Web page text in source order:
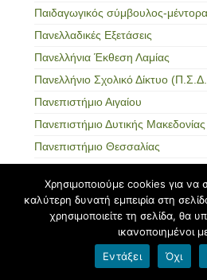
Παιδαγωγικός σύμβουλος-
Πανελλαδικές Εξετάσεις
Πανελλήνια Έκθεση Λαμίας
Πανελλήνιο Σχολικό Δίκτυο
Πανεπιστήμιο Αιγαίου
Πανεπιστήμιο Δυτικής Μακεδονίας
Πανεπιστήμιο Θεσσαλίας
Πάνος Μισερλής
Παπαλουκάς, Σπύρος
Παραιτήσεις εκπαιδευτικών
Παράλληλη στήριξη
Χρησιμοποιούμε cookies για να
καλύτερη δυνατή εμπειρία στη
χρησιμοποιείτε τη σελίδα, θα
ικανοποιημένοι
Εντάξει
Όχι